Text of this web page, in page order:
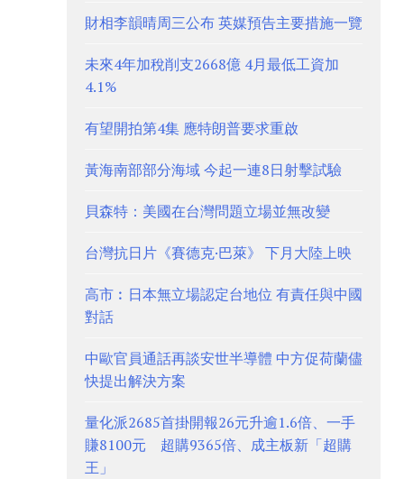
財相李韻晴周三公布 英媒預告主要措施一覽
未來4年加稅削支2668億 4月最低工資加
4.1%
有望開拍第4集 應特朗普要求重啟
黃海南部部分海域 今起一連8日射擊試驗
貝森特：美國在台灣問題立場並無改變
台灣抗日片《賽德克·巴萊》 下月大陸上映
高市︰日本無立場認定台地位 有責任與中國
對話
中歐官員通話再談安世半導體 中方促荷蘭儘
快提出解決方案
量化派2685首掛開報26元升逾1.6倍、一手
賺8100元 超購9365倍、成主板新「超購
王」